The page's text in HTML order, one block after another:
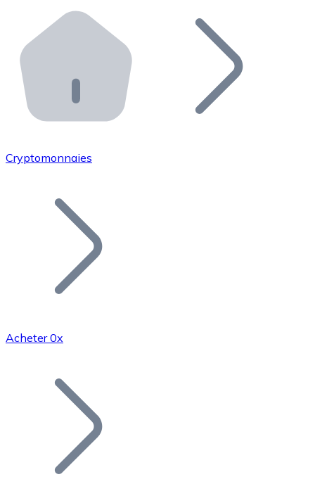
Distributeurs automatiques Bitnovo
Intégrez un ATM Bitnovo dans votre entreprise et
API Bitnovo
Intégrez notre API dans votre écosystème.
Rejoignez notre réseau de distributeurs et
Ajoutez le token de votre projet à notre service
Bitcoin
Cryptomonnaies
Acheter 0x